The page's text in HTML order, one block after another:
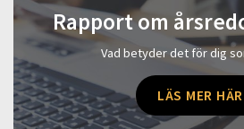
Rapport om
Vad betyder det för dig
LÄS MER HÄR